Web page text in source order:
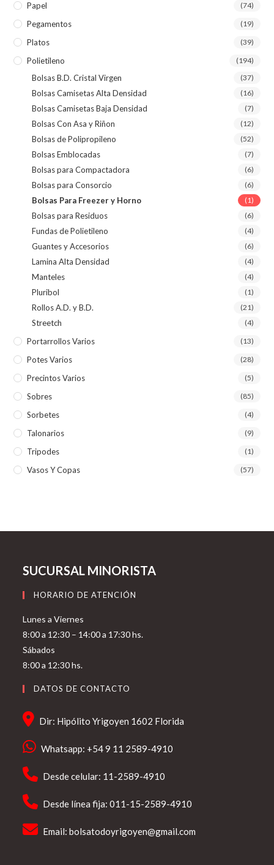
Papel (74)
Pegamentos (19)
Platos (39)
Polietileno (194)
Bolsas B.D. Cristal Virgen (37)
Bolsas Camisetas Alta Densidad (16)
Bolsas Camisetas Baja Densidad (7)
Bolsas Con Asa y Riñon (12)
Bolsas de Polipropileno (52)
Bolsas Emblocadas (7)
Bolsas para Compactadora (6)
Bolsas para Consorcio (6)
Bolsas Para Freezer y Horno (1)
Bolsas para Residuos (6)
Fundas de Polietileno (4)
Guantes y Accesorios (6)
Lamina Alta Densidad (4)
Manteles (4)
Pluribol (1)
Rollos A.D. y B.D. (21)
Streetch (4)
Portarrollos Varios (13)
Potes Varios (28)
Precintos Varios (5)
Sobres (85)
Sorbetes (4)
Talonarios (9)
Tripodes (1)
Vasos Y Copas (57)
SUCURSAL MINORISTA
HORARIO DE ATENCIÓN
Lunes a Viernes
8:00 a 12:30 – 14:00 a 17:30 hs.
Sábados
8:00 a 12:30 hs.
DATOS DE CONTACTO
Dir: Hipólito Yrigoyen 1602 Florida
Whatsapp: +54 9 11 2589-4910
Desde celular: 11-2589-4910
Desde línea fija: 011-15-2589-4910
Email:bolsatodoyrigoyen@gmail.com